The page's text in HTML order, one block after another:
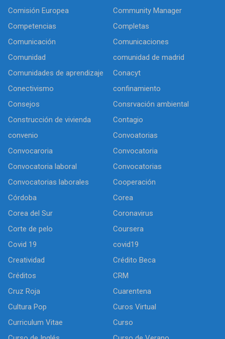
Comisión Europea
Community Manager
Competencias
Completas
Comunicación
Comunicaciones
Comunidad
comunidad de madrid
Comunidades de aprendizaje
Conacyt
Conectivismo
confinamiento
Consejos
Consrvación ambiental
Construcción de vivienda
Contagio
convenio
Convoatorias
Convocaroria
Convocatoria
Convocatoria laboral
Convocatorias
Convocatorias laborales
Cooperación
Córdoba
Corea
Corea del Sur
Coronavirus
Corte de pelo
Coursera
Covid 19
covid19
Creatividad
Crédito Beca
Créditos
CRM
Cruz Roja
Cuarentena
Cultura Pop
Curos Virtual
Curriculum Vitae
Curso